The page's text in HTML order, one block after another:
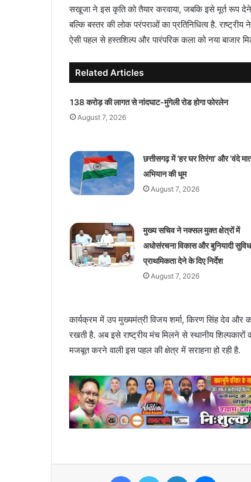
सखूजा ने इस कृति को तैयार करवाया, जबकि इसे मूर्त रूप
बल्कि बस्तर की लोक परंपराओं का प्रतिनिधित्व है.
ऐसी पहल से हस्तशिल्प और पारंपरिक कला को नया बाजार
Related Articles
138 करोड़ की लागत से नांदघाट-मुंगेली रोड होगा फोरलेन
August 7, 2026
छत्तीसगढ़ में ‘हर घर तिरंगा’ और ‘वंदे
अभियान की धूम
August 7, 2026
मुख्य सचिव ने नक्सल मुक्त क्षेत्रों में
अधोसंरचना विकास और बुनियादी
प्राथमिकता देने के दिए निर्देश
August 7, 2026
कार्यक्रम में उप मुख्यमंत्री विजय शर्मा, किरण सिंह देव
रखती है. अब इसे राष्ट्रीय मंच मिलने से स्थानीय
मजबूत करने वाली इस पहल की क्षेत्र में सराहना हो रही है.